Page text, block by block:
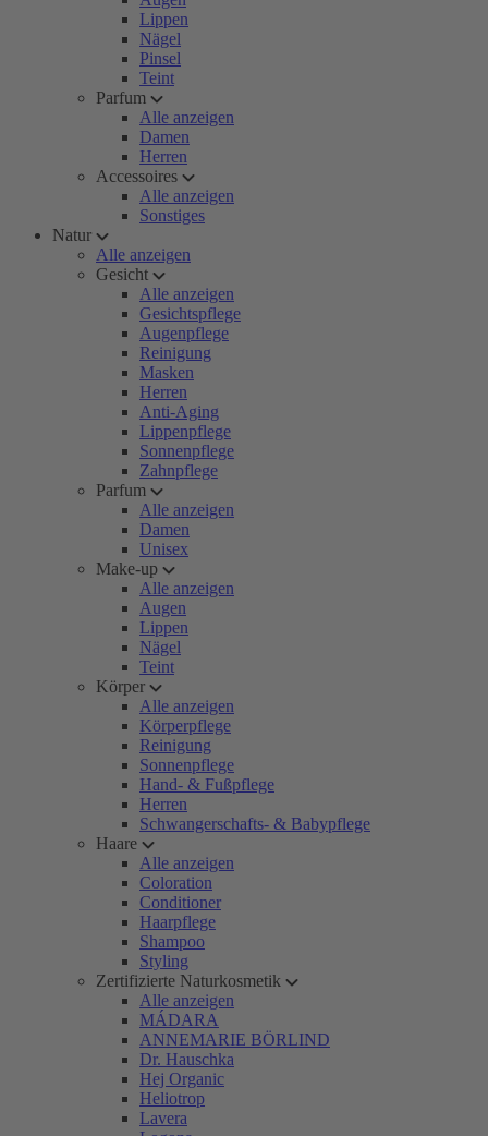
Lippen
Nägel
Pinsel
Teint
Parfum
Alle anzeigen
Damen
Herren
Accessoires
Alle anzeigen
Sonstiges
Natur
Alle anzeigen
Gesicht
Alle anzeigen
Gesichtspflege
Augenpflege
Reinigung
Masken
Herren
Anti-Aging
Lippenpflege
Sonnenpflege
Zahnpflege
Parfum
Alle anzeigen
Damen
Unisex
Make-up
Alle anzeigen
Augen
Lippen
Nägel
Teint
Körper
Alle anzeigen
Körperpflege
Reinigung
Sonnenpflege
Hand- & Fußpflege
Herren
Schwangerschafts- & Babypflege
Haare
Alle anzeigen
Coloration
Conditioner
Haarpflege
Shampoo
Styling
Zertifizierte Naturkosmetik
Alle anzeigen
MÁDARA
ANNEMARIE BÖRLIND
Dr. Hauschka
Hej Organic
Heliotrop
Lavera